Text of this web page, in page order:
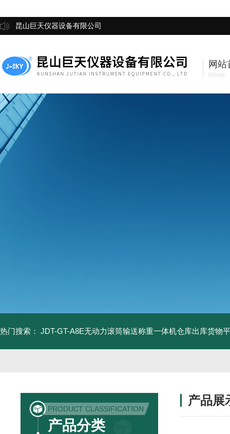
昆山巨天仪器设备有限公司
网站
Home
热门搜索： JDT-GT-A8E无动力滚筒输送称重一体机仓库出库货物
PRODUCT CLASSIFICATION
产品分类
产品展